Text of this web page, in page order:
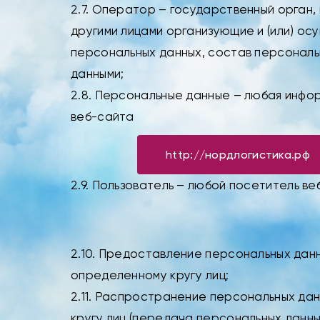
2.7. Оператор – государственный
другими лицами организующие и (или)
персональных данных, состав
данными;
2.8. Персональные данные – любая
веб-сайта
http://нордлогистика.рф
2.9. Пользователь – любой посетитель
2.10. Предоставление персональных
определенному кругу лиц;
2.11. Распространение персональных